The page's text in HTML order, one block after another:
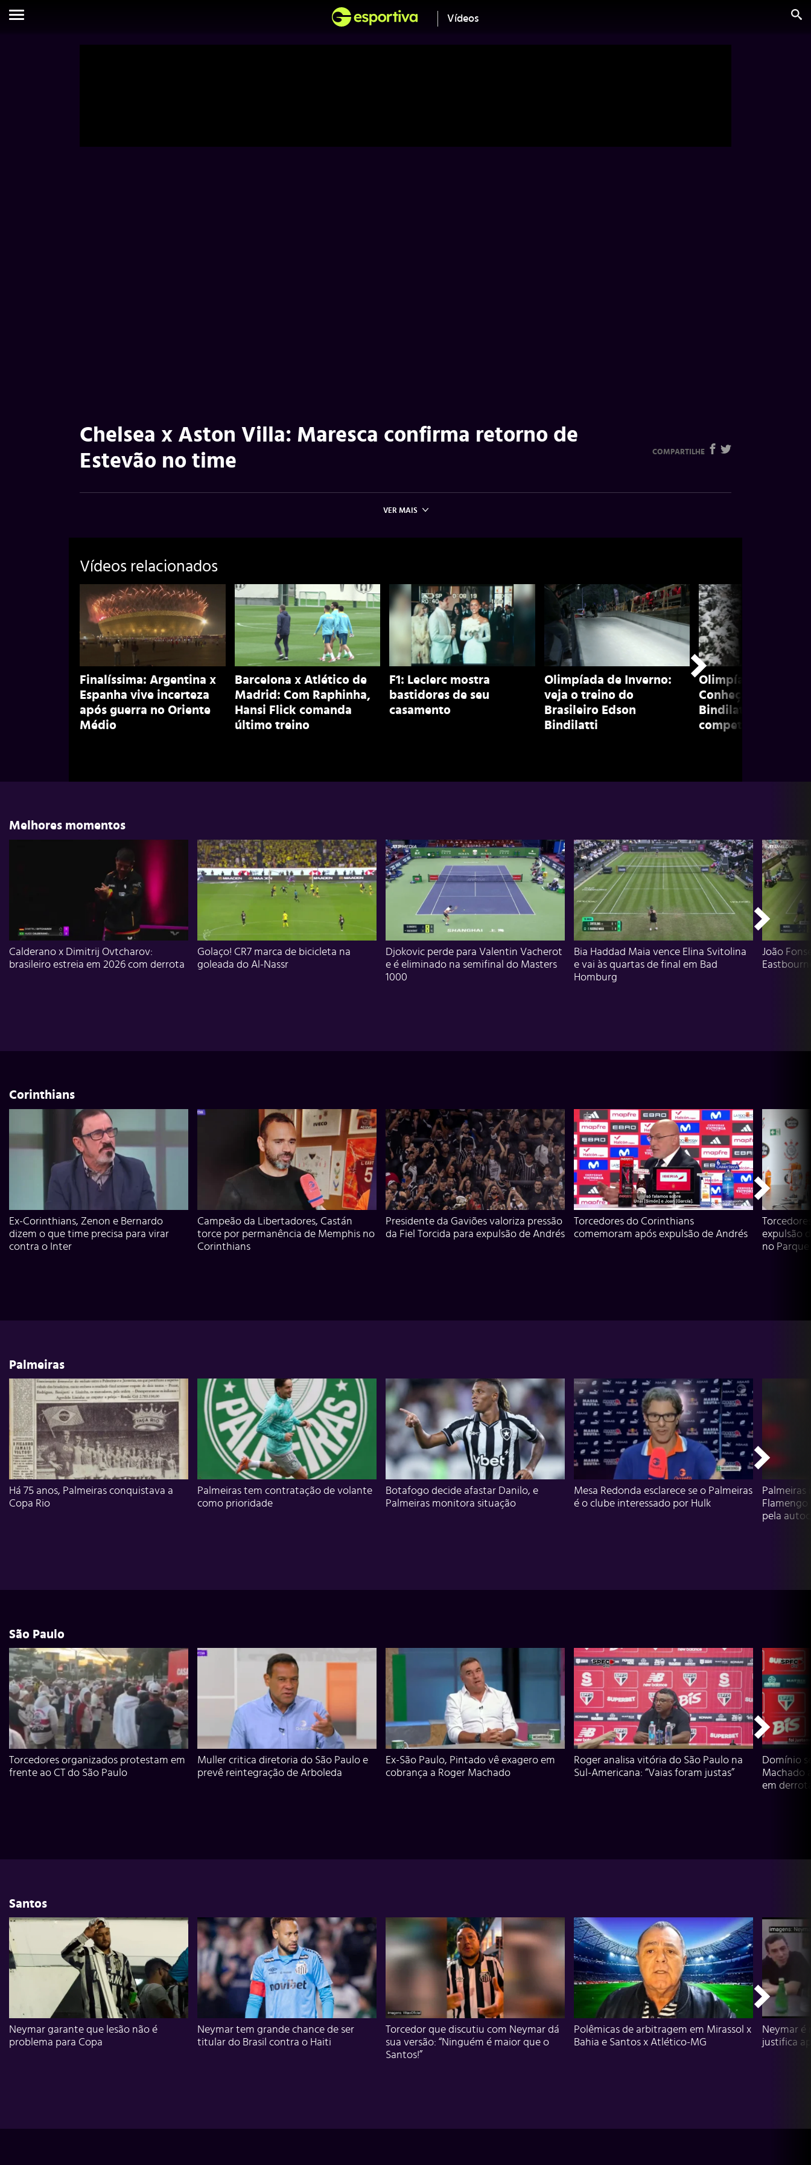
Vídeos
Chelsea x Aston Villa: Maresca confirma retorno de
Estevão no time
COMPARTILHE
VER MAIS
Vídeos relacionados
Finalíssima: Argentina x
Espanha vive incerteza
após guerra no Oriente
Médio
Barcelona x Atlético de
Madrid: Com Raphinha,
Hansi Flick comanda
último treino
F1: Leclerc mostra
bastidores de seu
casamento
Olimpíada de Inverno:
veja o treino do
Brasileiro Edson
Bindilatti
Olimpíada de
Conheça Edson
Bindilatti,
competidor de
Melhores momentos
Calderano x Dimitrij Ovtcharov:
brasileiro estreia em 2026 com derrota
Golaço! CR7 marca de bicicleta na
goleada do Al-Nassr
Djokovic perde para Valentin Vacherot
e é eliminado na semifinal do Masters
1000
Bia Haddad Maia vence Elina Svitolina
e vai às quartas de final em Bad
Homburg
João
Corinthians
Ex-Corinthians, Zenon e Bernardo
dizem o que time precisa para virar
contra o Inter
Campeão da Libertadores, Castán
torce por permanência de Memphis no
Corinthians
Presidente da Gaviões valoriza pressão
da Fiel Torcida para expulsão de Andrés
Torcedores do Corinthians
comemoram após expulsão de Andrés
expulsão
no Parque
Palmeiras
Há 75 anos, Palmeiras conquistava a
Copa Rio
Palmeiras tem contratação de volante
como prioridade
Botafogo decide afastar Danilo, e
Palmeiras monitora situação
Mesa Redonda esclarece se o Palmeiras
é o clube interessado por Hulk
Flamengo
pela
São Paulo
Torcedores organizados protestam em
frente ao CT do São Paulo
Muller critica diretoria do São Paulo e
prevê reintegração de Arboleda
Ex-São Paulo, Pintado vê exagero em
cobrança a Roger Machado
Roger analisa vitória do São Paulo na
Sul-Americana: “Vaias foram justas”
Domínio
Machado
em
Santos
Neymar garante que lesão não é
problema para Copa
Neymar tem grande chance de ser
titular do Brasil contra o Haiti
Torcedor que discutiu com Neymar dá
sua versão: “Ninguém é maior que o
Santos!”
Polêmicas de arbitragem em Mirassol x
Bahia e Santos x Atlético-MG
Neymar é
justifica